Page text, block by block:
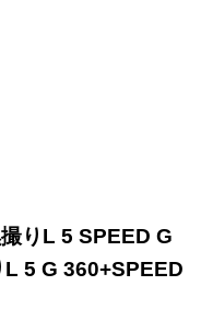
りL 5 SPEED G
5 G 360+SPEED